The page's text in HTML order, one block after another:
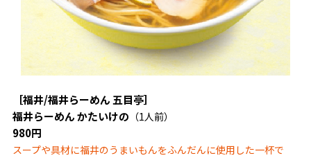
［福井/福井らーめん 五目亭］
福井らーめん かたいけの （1人前）
980円
スープや具材に福井のうまいもんをふんだんに使用した一杯で